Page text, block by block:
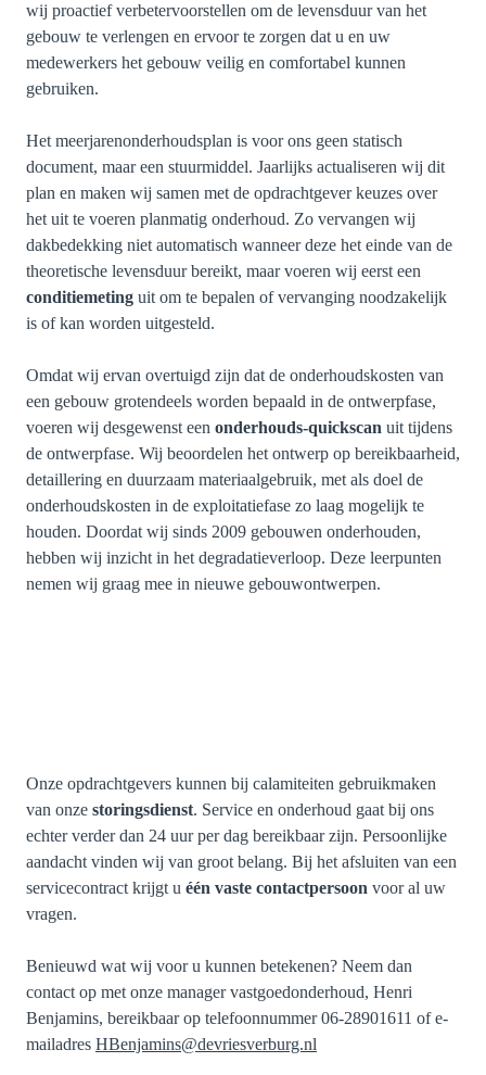
wij proactief verbetervoorstellen om de levensduur van het
gebouw te verlengen en ervoor te zorgen dat u en uw
medewerkers het gebouw veilig en comfortabel kunnen
gebruiken.
Het meerjarenonderhoudsplan is voor ons geen statisch
document, maar een stuurmiddel. Jaarlijks actualiseren wij dit
plan en maken wij samen met de opdrachtgever keuzes over
het uit te voeren planmatig onderhoud. Zo vervangen wij
dakbedekking niet automatisch wanneer deze het einde van de
theoretische levensduur bereikt, maar voeren wij eerst een
conditiemeting uit om te bepalen of vervanging noodzakelijk
is of kan worden uitgesteld.
Omdat wij ervan overtuigd zijn dat de onderhoudskosten van
een gebouw grotendeels worden bepaald in de ontwerpfase,
voeren wij desgewenst een onderhouds-quickscan uit tijdens
de ontwerpfase. Wij beoordelen het ontwerp op bereikbaarheid,
detaillering en duurzaam materiaalgebruik, met als doel de
onderhoudskosten in de exploitatiefase zo laag mogelijk te
houden. Doordat wij sinds 2009 gebouwen onderhouden,
hebben wij inzicht in het degradatieverloop. Deze leerpunten
nemen wij graag mee in nieuwe gebouwontwerpen.
Onze opdrachtgevers kunnen bij calamiteiten gebruikmaken
van onze storingsdienst. Service en onderhoud gaat bij ons
echter verder dan 24 uur per dag bereikbaar zijn. Persoonlijke
aandacht vinden wij van groot belang. Bij het afsluiten van een
servicecontract krijgt u één vaste contactpersoon voor al uw
vragen.
Benieuwd wat wij voor u kunnen betekenen? Neem dan
contact op met onze manager vastgoedonderhoud, Henri
Benjamins, bereikbaar op telefoonnummer 06-28901611 of e-
mailadres HBenjamins@devriesverburg.nl